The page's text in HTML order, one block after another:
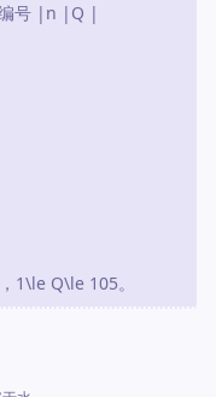
号 |n |Q |
1\le Q\le 105。